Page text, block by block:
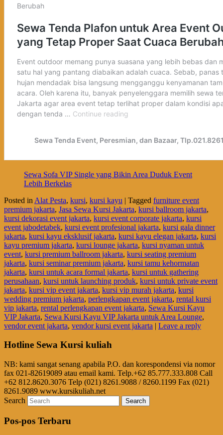
Sewa Sofa VIP Single yang Bikin Area Duduk Event
Lebih Berkelas
Posted in Alat Pesta, kursi, kursi kayu | Tagged furniture event
premium jakarta, Jasa Sewa Kursi Jakarta, kursi ballroom jakarta,
kursi dekorasi event jakarta, kursi event corporate jakarta, kursi
event jabodetabek, kursi event profesional jakarta, kursi gala dinner
jakarta, kursi kayu eksklusif jakarta, kursi kayu elegan jakarta, kursi
kayu premium jakarta, kursi lounge jakarta, kursi nyaman untuk
event, kursi premium ballroom jakarta, kursi seating premium
jakarta, kursi seminar premium jakarta, kursi tamu kehormatan
jakarta, kursi untuk acara formal jakarta, kursi untuk gathering
perusahaan, kursi untuk launching produk, kursi untuk private event
jakarta, kursi vip event jakarta, kursi vip murah jakarta, kursi
wedding premium jakarta, perlengkapan event jakarta, rental kursi
vip jakarta, rental perlengkapan event jakarta, Sewa Kursi Kayu
VIP Jakarta, Sewa Kursi Kayu VIP Jakarta untuk Area Lounge,
vendor event jakarta, vendor kursi event jakarta | Leave a reply
Hotline Sewa Kursi kuliah
NB: kami sangat senang apabila P.O. dan korespondensi via nomor
fax 021-82619089 atau email kami. Telp.+62 85.777.333.808 Call
+62 812.8620.3076 Telp (021) 8261.9088 / 8260.1199 Fax (021)
8261.9089 www.kursikuliah.net
Search
Pos-pos Terbaru